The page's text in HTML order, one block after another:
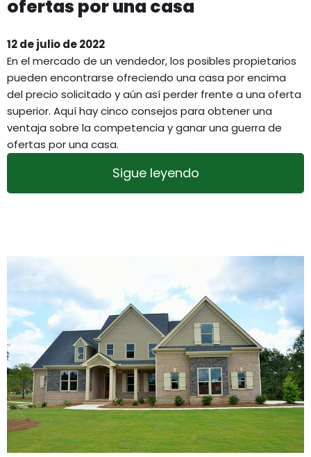
ofertas por una casa
12 de julio de 2022
En el mercado de un vendedor, los posibles propietarios
pueden encontrarse ofreciendo una casa por encima
del precio solicitado y aún así perder frente a una oferta
superior. Aquí hay cinco consejos para obtener una
ventaja sobre la competencia y ganar una guerra de
ofertas por una casa.
Sigue leyendo